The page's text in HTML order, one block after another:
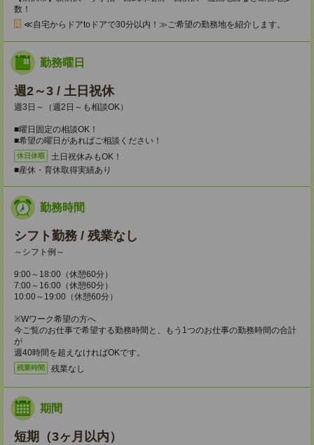
数！
≪自宅からドアtoドアで30分以内！≫ご希望の勤務地を紹介します。
勤務曜日
週2～3 / 土日祝休
週3日～（週2日～も相談OK）
■曜日固定の相談OK！
■希望の曜日があればご相談ください！
休日休暇
土日祝休みもOK！
■産休・育休取得実績あり
勤務時間
シフト勤務 / 残業なし
～シフト例～
9:00～18:00（休憩60分）
7:00～16:00（休憩60分）
10:00～19:00（休憩60分）
※Wワーク希望の方へ
今ご覧のお仕事で希望する勤務時間と、もう1つのお仕事の勤務時間の合計
が
週40時間を超えなければOKです。
残業時間 残業なし
期間
短期（3ヶ月以内）